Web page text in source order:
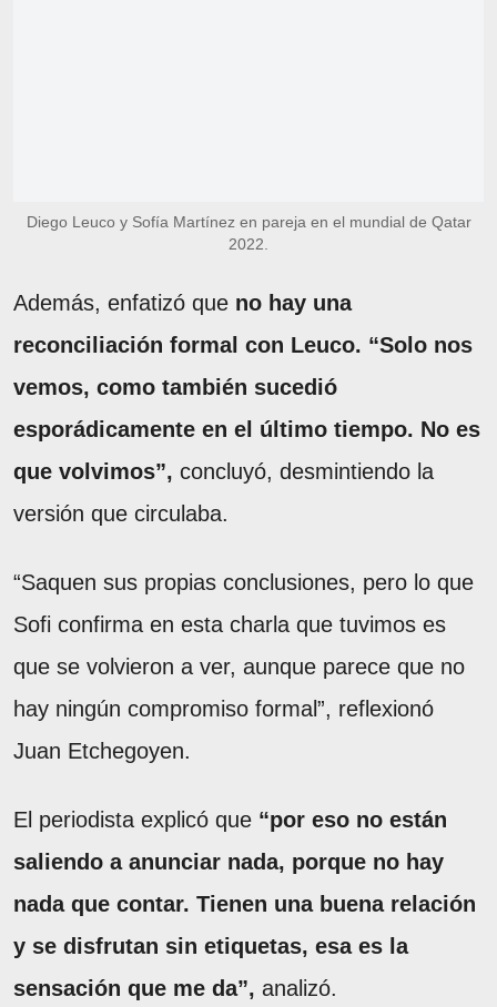
Diego Leuco y Sofía Martínez en pareja en el mundial de Qatar
2022.
Además, enfatizó que no hay una
reconciliación formal con Leuco. “Solo nos
vemos, como también sucedió
esporádicamente en el último tiempo. No es
que volvimos”, concluyó, desmintiendo la
versión que circulaba.
“Saquen sus propias conclusiones, pero lo que
Sofi confirma en esta charla que tuvimos es
que se volvieron a ver, aunque parece que no
hay ningún compromiso formal”, reflexionó
Juan Etchegoyen.
El periodista explicó que “por eso no están
saliendo a anunciar nada, porque no hay
nada que contar. Tienen una buena relación
y se disfrutan sin etiquetas, esa es la
sensación que me da”, analizó.